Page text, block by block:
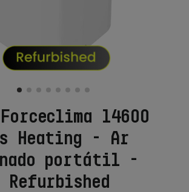
14600
Heating - Ar
portátil -
Refurbished